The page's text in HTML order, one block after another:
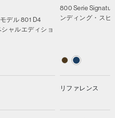
デル 801 D4
ャルエディショ
800 Serie
ンディング・スピ
リファレンス